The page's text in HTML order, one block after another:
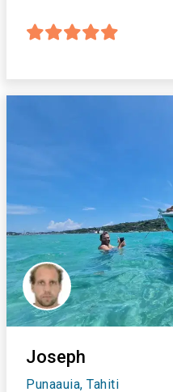
Joseph
Punaauia, Tahiti